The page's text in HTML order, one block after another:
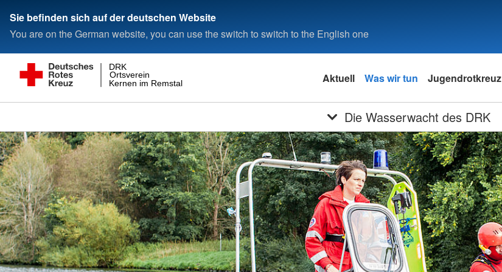
Sie befinden sich auf der deutschen Website
You are on the German website, you can use the switch to switch to the English one
Kernen im Remstal
Ortsverein
DRK
Aktuell Was wir tun Jugendrotkreuz
Die Wasserwacht des DRK